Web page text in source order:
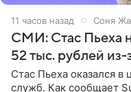
11 часов назад Соня
СМИ: Стас Пьеха
52 тыс. рублей
Стас Пьеха оказался
служб. Как сообщает